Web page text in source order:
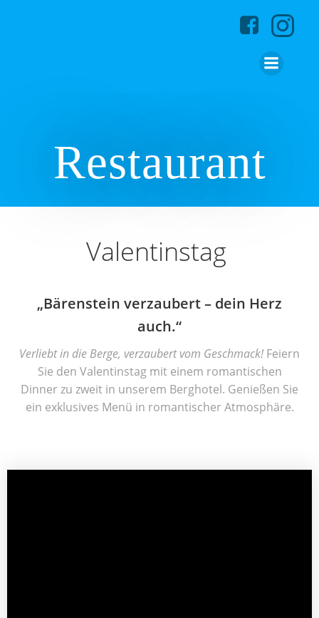
Restaurant
Valentinstag
„Bärenstein verzaubert – dein Herz
auch.“
Verliebt in die Berge, verzaubert vom Geschmack! Feiern
Sie den Valentinstag mit einem romantischen
Dinner zu zweit in unserem Berghotel. Genießen Sie
ein exklusives Menü in romantischer Atmosphäre.